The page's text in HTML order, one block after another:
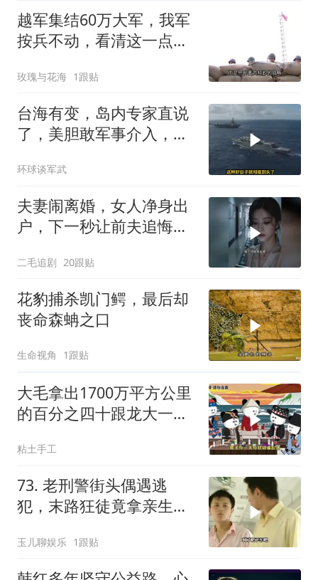
越军集结60万大军，我军
按兵不动，看清这一点便
玫瑰与花海 1跟贴
台海有变，岛内专家直说
了，美胆敢军事介入，战
环球谈军武
夫妻闹离婚，女人净身出
户，下一秒让前夫追悔莫
二毛追剧 20跟贴
花豹捕杀凯门鳄，最后却
丧命森蚺之口
生命视角 1跟贴
大毛拿出1700万平方公里
的百分之四十跟龙大一起
粘土手工
73. 老刑警街头偶遇逃
犯，末路狂徒竟拿亲生儿
玉儿聊娱乐 1跟贴